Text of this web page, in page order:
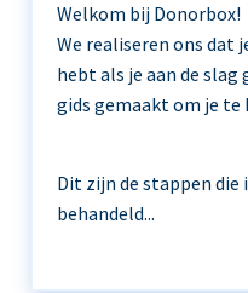
Welkom bij Donorbox!
We realiseren ons dat
hebt als je aan de slag
gids gemaakt om je te
Dit zijn de stappen
behandeld...